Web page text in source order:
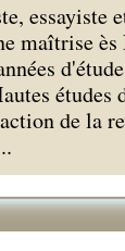
essayiste
maîtrise
études
de la